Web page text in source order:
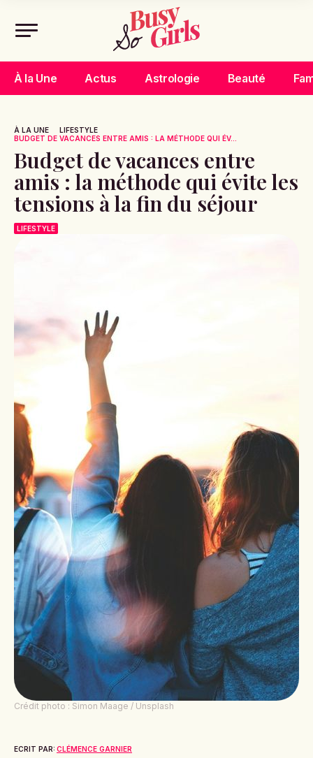
À la Une Actus Astrologie Beauté
À LA UNE
LIFESTYLE
BUDGET DE VACANCES ENTRE AMIS : LA MÉTHODE QUI ÉV...
Budget de vacances entre
amis : la méthode qui évite les
tensions à la fin du séjour
LIFESTYLE
Crédit photo : Simon Maage / Unsplash
ECRIT PAR: CLÉMENCE GARNIER